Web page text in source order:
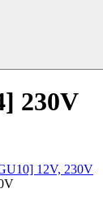
230V
12V, 230V